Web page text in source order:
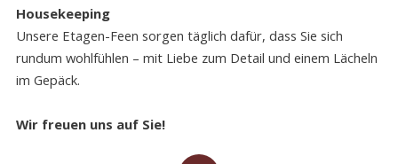
Housekeeping
Unsere Etagen-Feen sorgen täglich dafür, dass Sie sich
rundum wohlfühlen – mit Liebe zum Detail und einem Lächeln
im Gepäck.
Wir freuen uns auf Sie!